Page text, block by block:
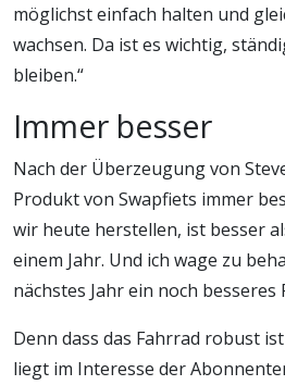
möglichst einfach halten und
wachsen. Da ist es wichtig,
bleiben.“
Immer besser
Nach der Überzeugung von
Produkt von Swapfiets immer
wir heute herstellen, ist besser
einem Jahr. Und ich wage zu
nächstes Jahr ein noch
Denn dass das Fahrrad robust
liegt im Interesse der